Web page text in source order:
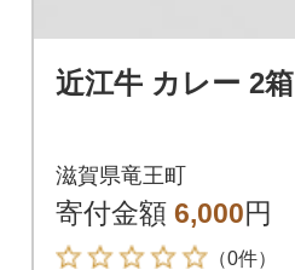
近江牛 カレー 2箱
滋賀県竜王町
寄付金額 6,000円
（0件）